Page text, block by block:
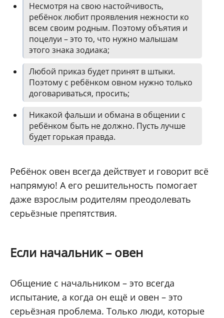
Несмотря на свою настойчивость,
ребёнок любит проявления нежности ко
всем своим родным. Поэтому объятия и
поцелуи – это то, что нужно малышам
этого знака зодиака;
Любой приказ будет принят в штыки.
Поэтому с ребёнком овном нужно только
договариваться, просить;
Никакой фальши и обмана в общении с
ребёнком быть не должно. Пусть лучше
будет горькая правда.
Ребёнок овен всегда действует и говорит всё
напрямую! А его решительность помогает
даже взрослым родителям преодолевать
серьёзные препятствия.
Если начальник – овен
Общение с начальником – это всегда
испытание, а когда он ещё и овен – это
серьёзная проблема. Только люди, которые